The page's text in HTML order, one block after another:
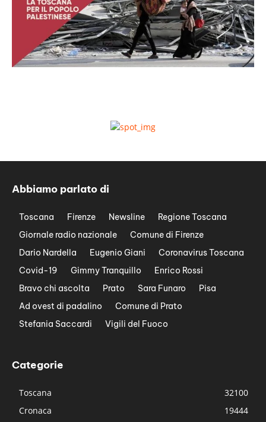
Abbiamo parlato di
Toscana Firenze Newsline
Regione Toscana
Giornale radio nazionale
Comune di Firenze
Dario Nardella
Eugenio Giani
Coronavirus Toscana
Covid-19
Gimmy Tranquillo
Enrico Rossi
Bravo chi ascolta
Prato Sara Funaro
Pisa
Ad ovest di padalino
Comune di Prato
Stefania Saccardi
Vigili del Fuoco
Categorie
Toscana
32100
Cronaca
19444